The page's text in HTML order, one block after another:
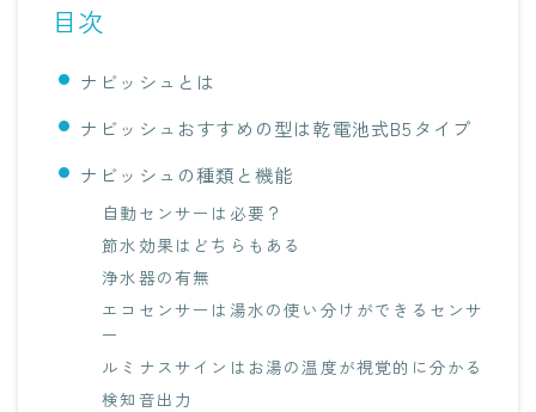
目次
ナビッシュとは
ナビッシュおすすめの型は乾電池式B5タイプ
ナビッシュの種類と機能
自動センサーは必要？
節水効果はどちらもある
浄水器の有無
エコセンサーは湯水の使い分けができるセンサ
ー
ルミナスサインはお湯の温度が視覚的に分かる
検知音出力